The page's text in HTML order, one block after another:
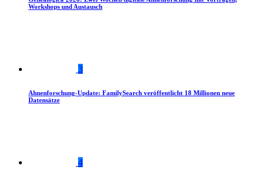
Workshops und Austausch
3
Ahnenforschung-Update: FamilySearch veröffentlicht 18 Millionen neue
Datensätze
4